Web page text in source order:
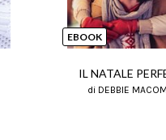
EBOOK
IL NATALE
di DEBBIE